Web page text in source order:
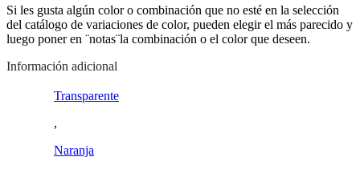
Si les gusta algún color o combinación que no esté en la selección
del catálogo de variaciones de color, pueden elegir el más parecido y
luego poner en ¨notas¨la combinación o el color que deseen.
Información adicional
Transparente
,
Naranja